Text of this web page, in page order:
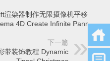
染器制作无限摄像机平移循环
4D Create Infinite Panning
下一篇
带装饰教程 Dynamic